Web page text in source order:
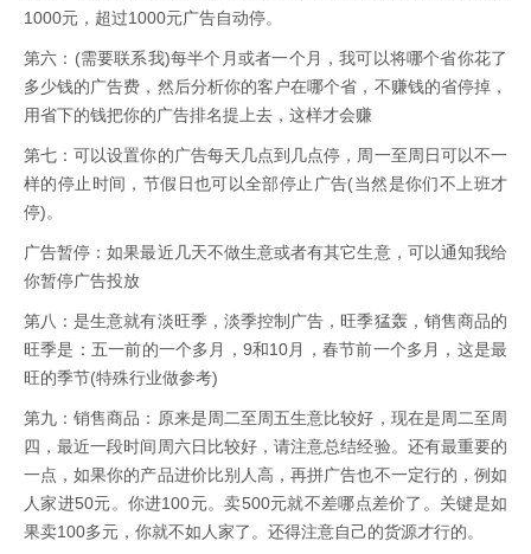
1000元，超过1000元广告自动停。
第六：(需要联系我)每半个月或者一个月，我可以将哪个省你花了
多少钱的广告费，然后分析你的客户在哪个省，不赚钱的省停掉，
用省下的钱把你的广告排名提上去，这样才会赚
第七：可以设置你的广告每天几点到几点停，周一至周日可以不一
样的停止时间，节假日也可以全部停止广告(当然是你们不上班才
停)。
广告暂停：如果最近几天不做生意或者有其它生意，可以通知我给
你暂停广告投放
第八：是生意就有淡旺季，淡季控制广告，旺季猛轰，销售商品的
旺季是：五一前的一个多月，9和10月，春节前一个多月，这是最
旺的季节(特殊行业做参考)
第九：销售商品：原来是周二至周五生意比较好，现在是周二至周
四，最近一段时间周六日比较好，请注意总结经验。还有最重要的
一点，如果你的产品进价比别人高，再拼广告也不一定行的，例如
人家进50元。你进100元。卖500元就不差哪点差价了。关键是如
果卖100多元，你就不如人家了。还得注意自己的货源才行的。